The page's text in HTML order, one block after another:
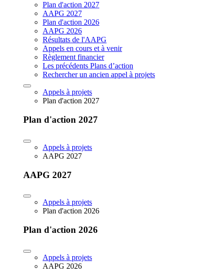
Plan d'action 2027
AAPG 2027
Plan d'action 2026
AAPG 2026
Résultats de l'AAPG
Appels en cours et à venir
Règlement financier
Les précédents Plans d’action
Rechercher un ancien appel à projets
Appels à projets
Plan d'action 2027
Plan d'action 2027
Appels à projets
AAPG 2027
AAPG 2027
Appels à projets
Plan d'action 2026
Plan d'action 2026
Appels à projets
AAPG 2026